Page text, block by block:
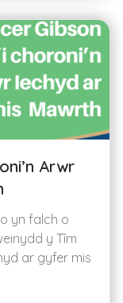
Arwr
yn falch o
y Tîm
ar gyfer mis